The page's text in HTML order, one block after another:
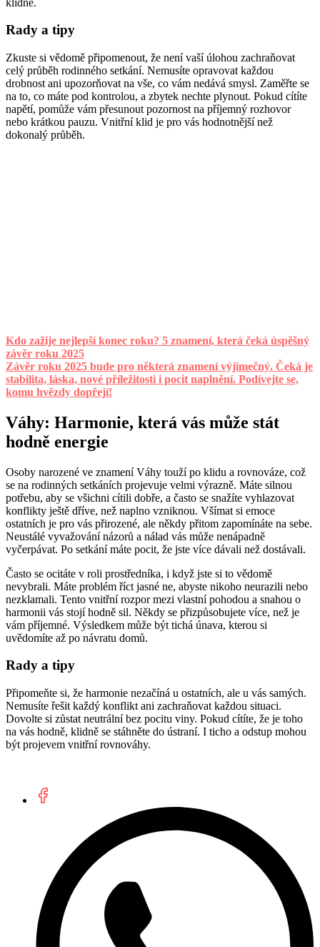
Rady a tipy
Zkuste si vědomě připomenout, že není vaší úlohou zachraňovat
celý průběh rodinného setkání. Nemusíte opravovat každou
drobnost ani upozorňovat na vše, co vám nedává smysl. Zaměřte se
na to, co máte pod kontrolou, a zbytek nechte plynout. Pokud cítíte
napětí, pomůže vám přesunout pozornost na příjemný rozhovor
nebo krátkou pauzu. Vnitřní klid je pro vás hodnotnější než
dokonalý průběh.
Kdo zažije nejlepší konec roku? 5 znamení, která čeká úspěšný
závěr roku 2025
Závěr roku 2025 bude pro některá znamení výjimečný. Čeká je
stabilita, láska, nové příležitosti i pocit naplnění. Podívejte se,
komu hvězdy dopřejí!
Váhy: Harmonie, která vás může stát
hodně energie
Osoby narozené ve znamení Váhy touží po klidu a rovnováze, což
se na rodinných setkáních projevuje velmi výrazně. Máte silnou
potřebu, aby se všichni cítili dobře, a často se snažíte vyhlazovat
konflikty ještě dříve, než naplno vzniknou. Všímat si emoce
ostatních je pro vás přirozené, ale někdy přitom zapomínáte na sebe.
Neustálé vyvažování názorů a nálad vás může nenápadně
vyčerpávat. Po setkání máte pocit, že jste více dávali než dostávali.
Často se ocitáte v roli prostředníka, i když jste si to vědomě
nevybrali. Máte problém říct jasné ne, abyste nikoho neurazili nebo
nezklamali. Tento vnitřní rozpor mezi vlastní pohodou a snahou o
harmonii vás stojí hodně sil. Někdy se přizpůsobujete více, než je
vám příjemné. Výsledkem může být tichá únava, kterou si
uvědomíte až po návratu domů.
Rady a tipy
Připomeňte si, že harmonie nezačíná u ostatních, ale u vás samých.
Nemusíte řešit každý konflikt ani zachraňovat každou situaci.
Dovolte si zůstat neutrální bez pocitu viny. Pokud cítíte, že je toho
na vás hodně, klidně se stáhněte do ústraní. I ticho a odstup mohou
být projevem vnitřní rovnováhy.